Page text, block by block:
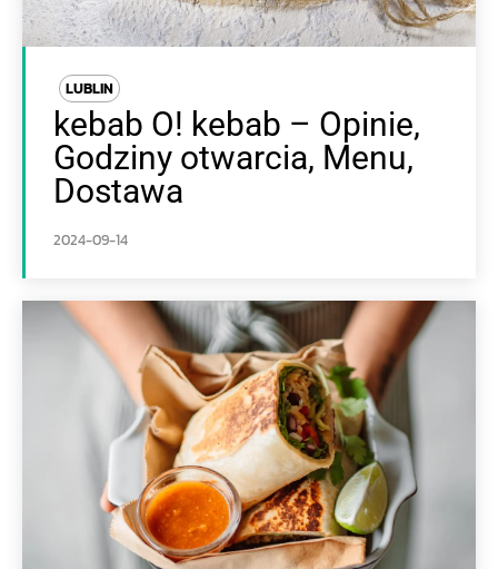
LUBLIN
kebab O! kebab – Opinie,
Godziny otwarcia, Menu,
Dostawa
2024-09-14